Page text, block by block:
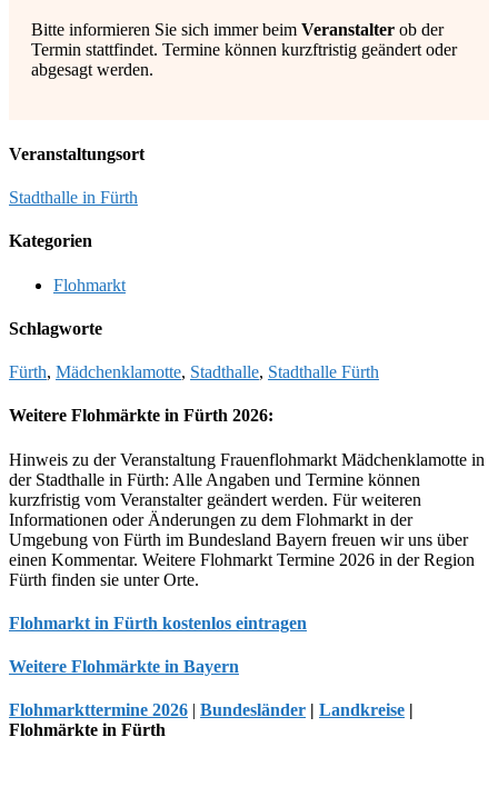
Bitte informieren Sie sich immer beim Veranstalter ob der
Termin stattfindet. Termine können kurzftristig geändert oder
abgesagt werden.
Veranstaltungsort
Stadthalle in Fürth
Kategorien
Flohmarkt
Schlagworte
Fürth, Mädchenklamotte, Stadthalle, Stadthalle Fürth
Weitere Flohmärkte in Fürth 2026:
Hinweis zu der Veranstaltung Frauenflohmarkt Mädchenklamotte in
der Stadthalle in Fürth: Alle Angaben und Termine können
kurzfristig vom Veranstalter geändert werden. Für weiteren
Informationen oder Änderungen zu dem Flohmarkt in der
Umgebung von Fürth im Bundesland Bayern freuen wir uns über
einen Kommentar. Weitere Flohmarkt Termine 2026 in der Region
Fürth finden sie unter Orte.
Flohmarkt in Fürth kostenlos eintragen
Weitere Flohmärkte in Bayern
Flohmarkttermine 2026 | Bundesländer | Landkreise |
Flohmärkte in Fürth